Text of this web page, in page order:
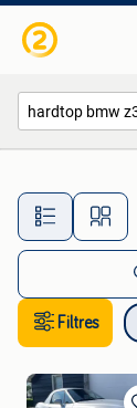
Filtres